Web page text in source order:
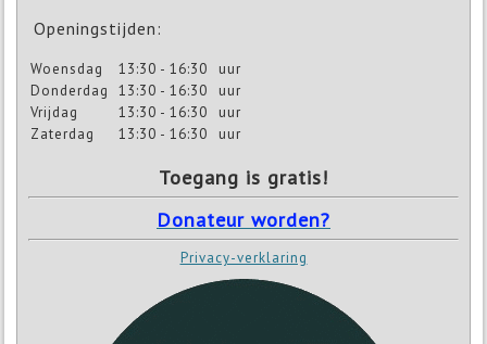
Openingstijden:
Woensdag 13:30 - 16:30
uur
Donderdag
13:30 - 16:30
uur
Vrijdag
13:30 - 16:30
uur
Zaterdag
13:30 - 16:30 uur
Toegang is gratis!
Donateur worden?
Privacy-verklaring